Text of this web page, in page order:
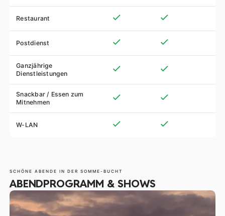
Restaurant
Postdienst
Ganzjährige
Dienstleistungen
Snackbar / Essen zum
Mitnehmen
W-LAN
SCHÖNE ABENDE IN DER SOMME-BUCHT
ABENDPROGRAMM & SHOWS